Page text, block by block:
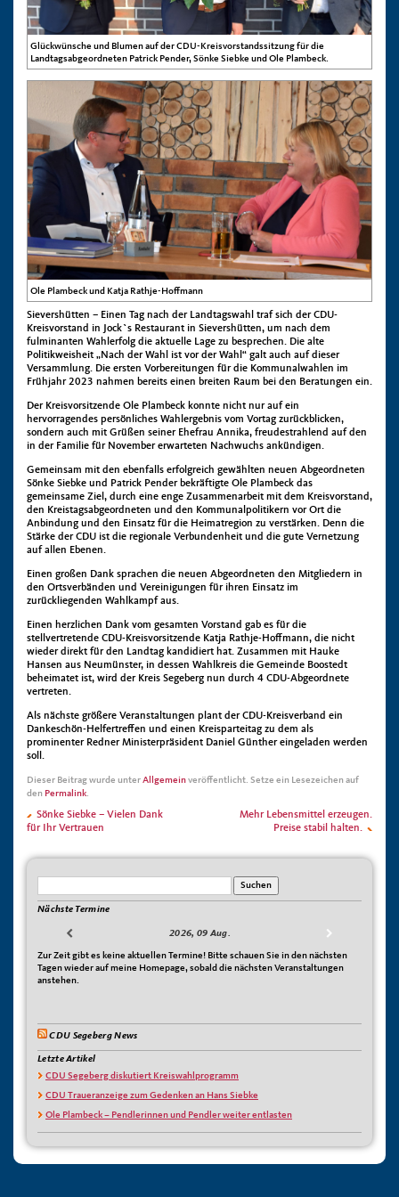
Glückwünsche und Blumen auf der CDU-Kreisvorstandssitzung für die
Landtagsabgeordneten Patrick Pender, Sönke Siebke und Ole Plambeck.
Ole Plambeck und Katja Rathje-Hoffmann
Sievershütten – Einen Tag nach der Landtagswahl traf sich der CDU-
Kreisvorstand in Jock`s Restaurant in Sievershütten, um nach dem
fulminanten Wahlerfolg die aktuelle Lage zu besprechen. Die alte
Politikweisheit „Nach der Wahl ist vor der Wahl“ galt auch auf dieser
Versammlung. Die ersten Vorbereitungen für die Kommunalwahlen im
Frühjahr 2023 nahmen bereits einen breiten Raum bei den Beratungen ein.
Der Kreisvorsitzende Ole Plambeck konnte nicht nur auf ein
hervorragendes persönliches Wahlergebnis vom Vortag zurückblicken,
sondern auch mit Grüßen seiner Ehefrau Annika, freudestrahlend auf den
in der Familie für November erwarteten Nachwuchs ankündigen.
Gemeinsam mit den ebenfalls erfolgreich gewählten neuen Abgeordneten
Sönke Siebke und Patrick Pender bekräftigte Ole Plambeck das
gemeinsame Ziel, durch eine enge Zusammenarbeit mit dem Kreisvorstand,
den Kreistagsabgeordneten und den Kommunalpolitikern vor Ort die
Anbindung und den Einsatz für die Heimatregion zu verstärken. Denn die
Stärke der CDU ist die regionale Verbundenheit und die gute Vernetzung
auf allen Ebenen.
Einen großen Dank sprachen die neuen Abgeordneten den Mitgliedern in
den Ortsverbänden und Vereinigungen für ihren Einsatz im
zurückliegenden Wahlkampf aus.
Einen herzlichen Dank vom gesamten Vorstand gab es für die
stellvertretende CDU-Kreisvorsitzende Katja Rathje-Hoffmann, die nicht
wieder direkt für den Landtag kandidiert hat. Zusammen mit Hauke
Hansen aus Neumünster, in dessen Wahlkreis die Gemeinde Boostedt
beheimatet ist, wird der Kreis Segeberg nun durch 4 CDU-Abgeordnete
vertreten.
Als nächste größere Veranstaltungen plant der CDU-Kreisverband ein
Dankeschön-Helfertreffen und einen Kreisparteitag zu dem als
prominenter Redner Ministerpräsident Daniel Günther eingeladen werden
soll.
Dieser Beitrag wurde unterAllgemeinveröffentlicht. Setze ein Lesezeichen auf
den Permalink.
Sönke Siebke – Vielen Dank
für Ihr Vertrauen
Mehr Lebensmittel erzeugen.
Preise stabil halten.
Nächste Termine
2026, 09 Aug.
Zur Zeit gibt es keine aktuellen Termine! Bitte schauen Sie in den nächsten
Tagen wieder auf meine Homepage, sobald die nächsten Veranstaltungen
anstehen.
CDU Segeberg News
Letzte Artikel
CDU Segeberg diskutiert Kreiswahlprogramm
CDU Traueranzeige zum Gedenken an Hans Siebke
Ole Plambeck – Pendlerinnen und Pendler weiter entlasten